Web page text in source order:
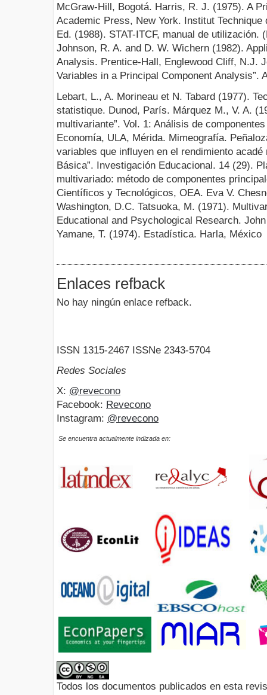
McGraw-Hill, Bogotá. Harris, R. J. (1975). A
Academic Press, New York. Institut
Ed. (1988). STAT-ITCF, manual de
Johnson, R. A. and D. W. Wichern (1982).
Analysis. Prentice-Hall, Englewood Cliff, N.J.
Variables in a Principal Component Analysis”.
Lebart, L., A. Morineau et N. Tabard (1977).
statistique. Dunod, París. Márquez M., V. A.
multivariante”. Vol. 1: Análisis de
Economía, ULA, Mérida. Mimeografía.
variables que influyen en el rendimiento
Básica”. Investigación Educacional. 14 (29).
multivariado: método de componentes
Científicos y Tecnológicos, OEA. Eva V.
Washington, D.C. Tatsuoka, M. (1971).
Educational and Psychological Research.
Yamane, T. (1974). Estadística. Harla, México
Enlaces refback
No hay ningún enlace refback.
ISSN 1315-2467 ISSNe 2343-5704
Redes Sociales
X: @revecono
Facebook: Revecono
Instagram: @revecono
Se encuentra actualmente indizada en:
Todos los documentos publicados en esta